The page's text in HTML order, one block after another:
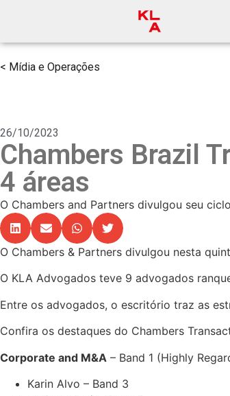
< Mídia e Operações
26/10/2023
Chambers Brazil
4 áreas
O Chambers and Partners divulgou seu
O Chambers & Partners divulgou nesta
O KLA Advogados teve 9 advogados
Entre os advogados, o escritório traz as
Confira os destaques do Chambers
Corporate and M&A – Band 1 (Highly
Karin Alvo – Band 3